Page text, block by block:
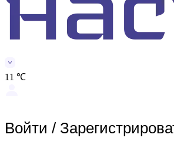
11 ℃
Войти /